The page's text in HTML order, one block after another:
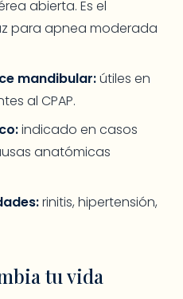
abierta. Es el
para apnea moderada
mandibular:útiles en
al CPAP.
indicado en casos
anatómicas
rinitis, hipertensión,
tu vida